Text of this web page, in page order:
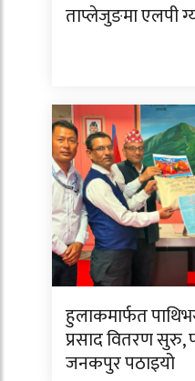
ताप्लेजुङमा एलपी
हुलाकमार्फत
प्रसाद वितरण सुरु,
जनकपुर पठाइयो